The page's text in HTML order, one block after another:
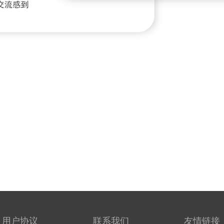
用户协议 联系我们 友情链接